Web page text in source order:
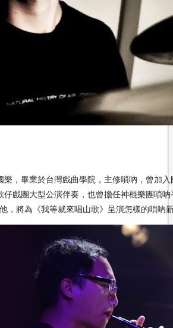
樂，畢業於台灣戲曲學院，主修嗩吶，曾加
仔戲團大型公演伴奏，也曾擔任神棍樂團嗩
，將為《我等就來唱山歌》呈演怎樣的嗩吶